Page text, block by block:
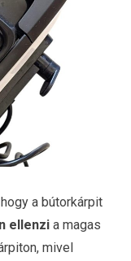
a bútorkárpit
ellenzi a magas
mivel